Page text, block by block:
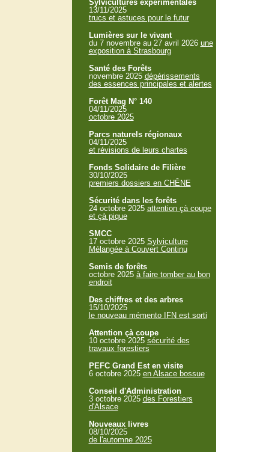
Sylvicultures expérimentales
13/11/2025
trucs et astuces pour le futur
Lumières sur le vivant
du 7 novembre au 27 avril 2026 une
exposition à Strasbourg
Santé des Forêts
novembre 2025 dépérissements
des essences principales et alertes
Forêt Mag N° 140
04/11/2025
octobre 2025
Parcs naturels régionaux
04/11/2025
et révisions de leurs chartes
Fonds Solidaire de Filière
30/10/2025
premiers dossiers en CHÊNE
Sécurité dans les forêts
24 octobre 2025 attention çà coupe
et çà pique
SMCC
17 octobre 2025 Sylviculture
Mélangée à Couvert Continu
Semis de forêts
octobre 2025 à faire tomber au bon
endroit
Des chiffres et des arbres
15/10/2025
le nouveau mémento IFN est sorti
Attention çà coupe
10 octobre 2025 sécurité des
travaux forestiers
PEFC Grand Est en visite
6 octobre 2025 en Alsace bossue
Conseil d'Administration
3 octobre 2025 des Forestiers
d'Alsace
Nouveaux livres
08/10/2025
de l'automne 2025